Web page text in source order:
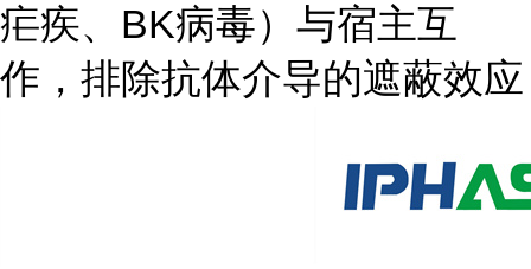
疟疾、BK病毒）与宿主互
作，排除抗体介导的遮蔽效应